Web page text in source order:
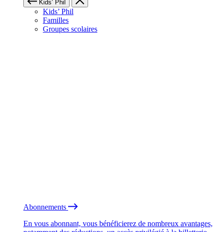
Kids’ Phil
Kids’ Phil
Familles
Groupes scolaires
Abonnements
En vous abonnant, vous bénéficierez de nombreux avantages,